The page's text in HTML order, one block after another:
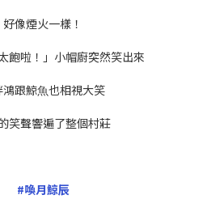
好像煙火⼀樣！
飽啦！」⼩帽廚突然笑出來
鴻跟鯨⿂也相視⼤笑
笑聲響遍了整個村莊
#喚月鯨辰